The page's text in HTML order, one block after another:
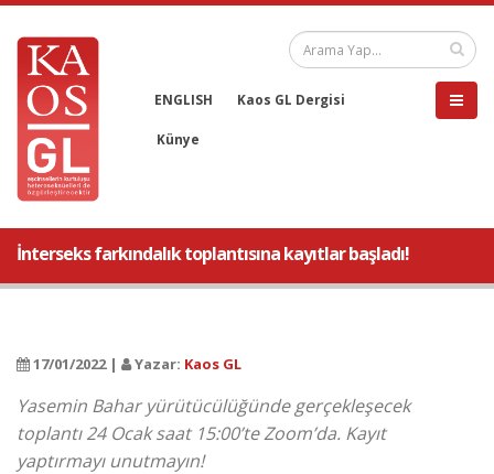
ENGLISH Kaos GL Dergisi
Künye
İnterseks farkındalık toplantısına kayıtlar başladı!
17/01/2022 | Yazar: Kaos GL
Yasemin Bahar yürütücülüğünde gerçekleşecek
toplantı 24 Ocak saat 15:00’te Zoom’da. Kayıt
yaptırmayı unutmayın!